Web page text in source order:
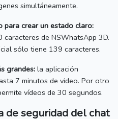
simultáneamente.
para crear un estado claro:
de NSWhatsApp 3D.
sólo tiene 139 caracteres.
grandes: la aplicación
7 minutos de video. Por otro
vídeos de 30 segundos.
de seguridad del chat